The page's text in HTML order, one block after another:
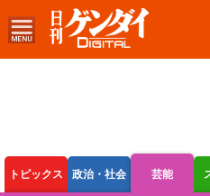
トピックス 政治・社会 芸能